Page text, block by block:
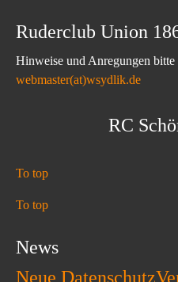
Ruderclub Union
Hinweise und Anregungen bitte
webmaster(at)wsydlik.de
RC
To top
To top
News
Neue